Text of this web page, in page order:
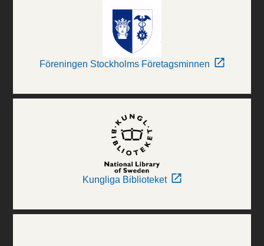
Föreningen Stockholms Företagsminnen
Kungliga Biblioteket